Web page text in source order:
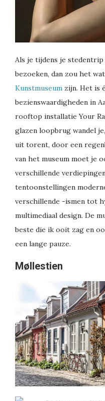
Als je tijdens je stedentrip
bezoeken, dan zou het
Kunstmuseum zijn. Het is
bezienswaardigheden in
rooftop installatie Your
glazen loopbrug wandel
uit torent, door een
van het museum moet je
verschillende
tentoonstellingen
verschillende -ismen tot
multimediaal design. De
beste die ik ooit zag en
een lange pauze.
Møllestien